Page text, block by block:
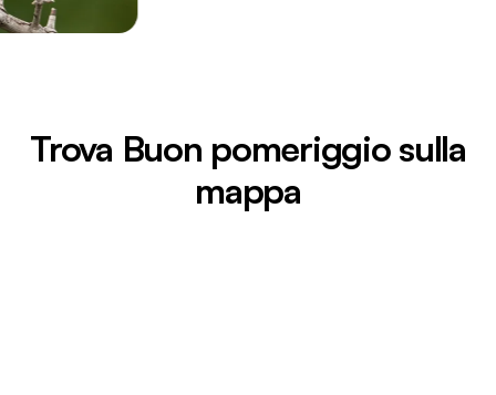
Trova Buon pomeriggio sulla
mappa